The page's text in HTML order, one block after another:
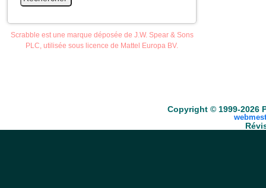
Scrabble est une marque déposée de J.W. Spear & Sons
PLC, utilisée sous licence de Mattel Europa BV.
Copyright © 1999-2026